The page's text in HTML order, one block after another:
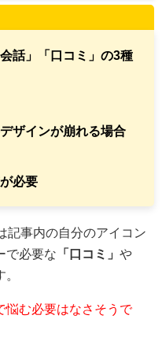
話」「口コミ」の3種
ザインが崩れる場合
必要
記事内の自分のアイコン
で必要な 「口コミ」 や
悩む必要はなさそうで